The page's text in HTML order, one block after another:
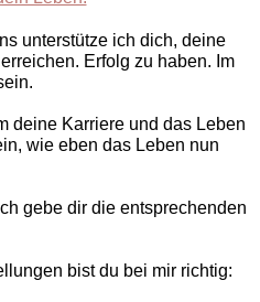
unterstütze ich dich, deine
Erfolg zu haben. Im
deine Karriere und das Leben
wie eben das Leben nun
gebe dir die entsprechenden
bist du bei mir richtig: